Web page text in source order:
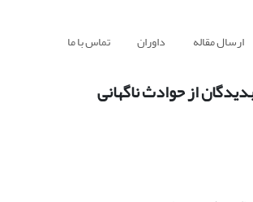
ارسال مقاله داوران تماس با ما